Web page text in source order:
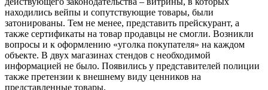
находились вейпы и сопутствующие товары, были
затонированы. Тем не менее, представить прейскурант, а
также сертификаты на товар продавцы не смогли. Возникли
вопросы и к оформлению «уголка покупателя» на каждом
объекте. В двух магазинах стендов с необходимой
информацией не было. Появились у представителей полиции
также претензии к внешнему виду ценников на
представленные товары.